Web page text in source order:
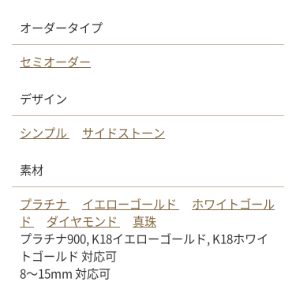
オーダータイプ
セミオーダー
デザイン
シンプル
サイドストーン
素材
プラチナ
イエローゴールド
ホワイトゴール
ド
ダイヤモンド
真珠
プラチナ900, K18イエローゴールド, K18ホワイ
トゴールド 対応可
8〜15mm 対応可